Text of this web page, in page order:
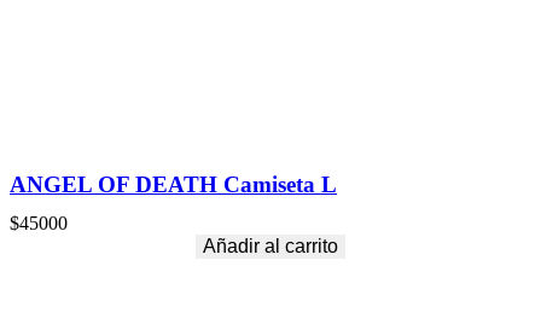
ANGEL OF DEATH Camiseta L
$45000
Añadir al carrito